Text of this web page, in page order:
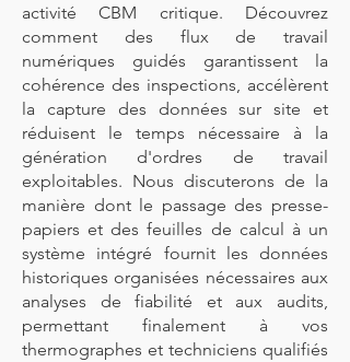
activité CBM critique. Découvrez
comment des flux de travail
numériques guidés garantissent la
cohérence des inspections, accélèrent
la capture des données sur site et
réduisent le temps nécessaire à la
génération d'ordres de travail
exploitables. Nous discuterons de la
manière dont le passage des presse-
papiers et des feuilles de calcul à un
système intégré fournit les données
historiques organisées nécessaires aux
analyses de fiabilité et aux audits,
permettant finalement à vos
thermographes et techniciens qualifiés